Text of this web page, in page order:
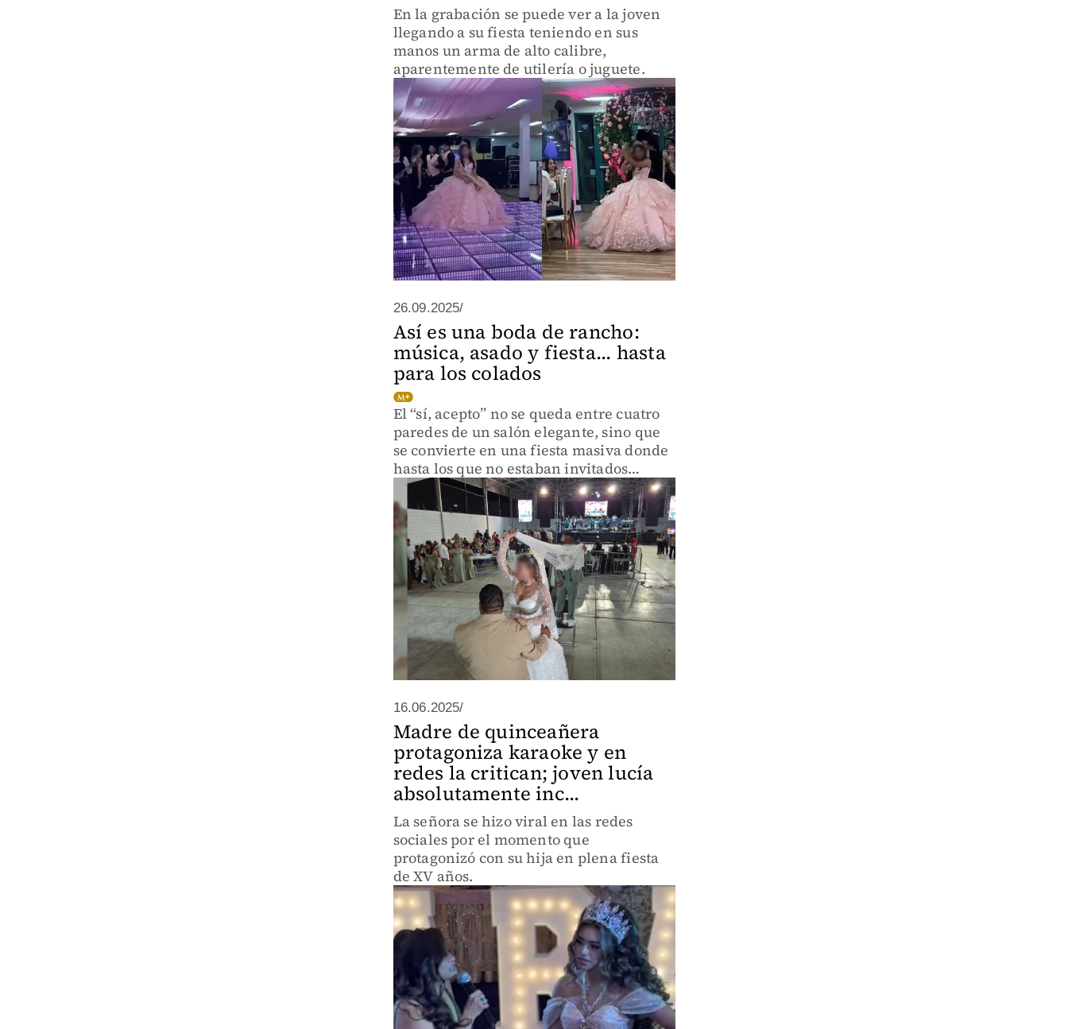
En la grabación se puede ver a la joven
llegando a su fiesta teniendo en sus
manos un arma de alto calibre,
aparentemente de utilería o juguete.
26.09.2025/
Así es una boda de rancho:
música, asado y fiesta... hasta
para los colados
El “sí, acepto” no se queda entre cuatro
paredes de un salón elegante, sino que
se convierte en una fiesta masiva donde
hasta los que no estaban invitados
acaban bailando.
16.06.2025/
Madre de quinceañera
protagoniza karaoke y en
redes la critican; joven lucía
absolutamente inc...
La señora se hizo viral en las redes
sociales por el momento que
protagonizó con su hija en plena fiesta
de XV años.